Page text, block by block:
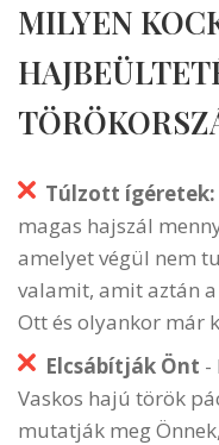
MILYEN
Túlzott ígéretek:
magas hajszál
amelyet végül nem
valamit, amit aztán
Ott és olyankor már
Elcsábítják Önt -
Vaskos hajú török
mutatják meg